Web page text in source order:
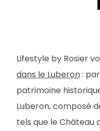
Lifestyle by Rosier
dans le Luberon:
patrimoine
Luberon, composé
tels que le Château